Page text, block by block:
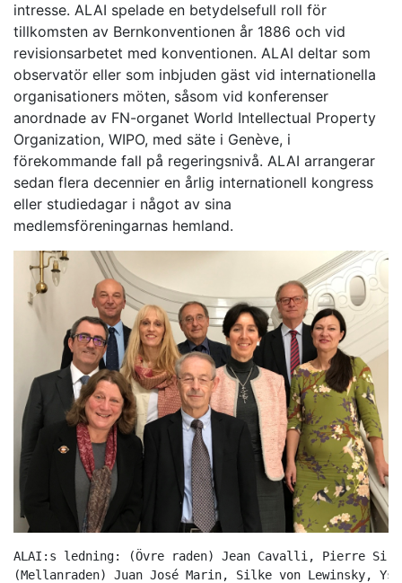
intresse. ALAI spelade en betydelsefull roll för
tillkomsten av Bernkonventionen år 1886 och vid
revisionsarbetet med konventionen. ALAI deltar som
observatör eller som inbjuden gäst vid internationella
organisationers möten, såsom vid konferenser
anordnade av FN-organet World Intellectual Property
Organization, WIPO, med säte i Genève, i
förekommande fall på regeringsnivå. ALAI arrangerar
sedan flera decennier en årlig internationell kongress
eller studiedagar i något av sina
medlemsföreningarnas hemland.
ALAI:s ledning: (Övre raden) Jean Cavalli, Pierre
(Mellanraden) Juan José Marin, Silke von Lewinsky,